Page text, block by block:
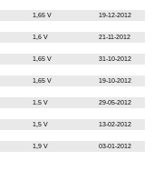
1,65 V
19-12-2012
1,6 V
21-11-2012
1,65 V
31-10-2012
1,65 V
19-10-2012
1.5 V
29-05-2012
1,5 V
13-02-2012
1,9 V 03-01-2012